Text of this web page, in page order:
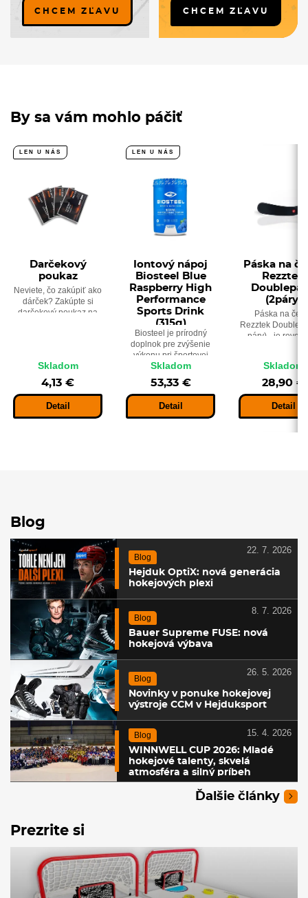
CHCEM ZĽAVU CHCEM ZĽAVU
By sa vám mohlo páčiť
LEN U NÁS
Darčekový
poukaz
Neviete, čo zakúpiť ako
dárček? Zakúpte si
darčekový poukaz na
Skladom
4,13 €
Detail
LEN U NÁS
Iontový nápoj
Biosteel Blue
Raspberry High
Performance
Sports Drink
(315g)
Biosteel je prírodný
doplnok pre zvýšenie
výkonu pri športovej
záťaži. Príchuť: modrá
malina.
Skladom
53,33 €
Detail
Páska na
Rezztek
(2páry)
Páska na
Rezztek
páry) - je
materiálom,
každá vrstva
špeciálne
Skladom
28,90 €
Detail
Blog
Blog
22. 7. 2026
Hejduk OptiX: nová generácia
hokejových plexi
Blog
8. 7. 2026
Bauer Supreme FUSE: nová
hokejová výbava
Blog
26. 5. 2026
Novinky v ponuke hokejovej
výstroje CCM v Hejduksport
Blog 15. 4. 2026
WINNWELL CUP 2026: Mladé
hokejové talenty, skvelá
atmosféra a silný príbeh
Ďalšie články
Prezrite si